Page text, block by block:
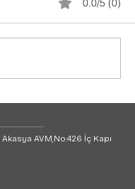
AVM,No:426 İç Kapı